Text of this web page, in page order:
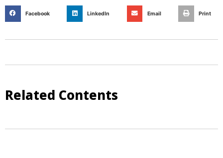
Facebook LinkedIn Email Print
Related Contents